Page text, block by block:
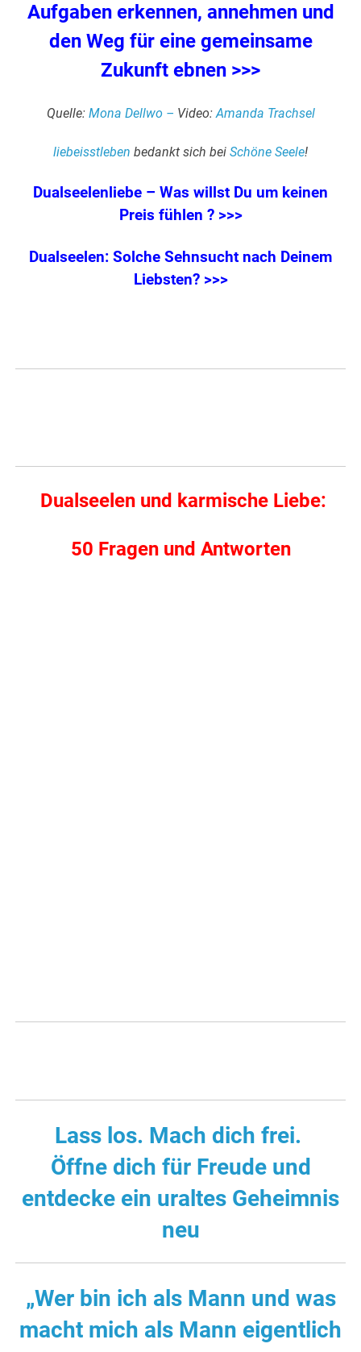
Aufgaben erkennen, annehmen und
den Weg für eine gemeinsame
Zukunft ebnen >>>
Quelle: Mona Dellwo – Video:Amanda Trachsel
liebeisstleben bedankt sich bei Schöne Seele!
Dualseelenliebe – Was willst Du um keinen
Preis fühlen ? >>>
Dualseelen: Solche Sehnsucht nach Deinem
Liebsten? >>>
Dualseelen und karmische Liebe:
50 Fragen und Antworten
Lass los. Mach dich frei.
Öffne dich für Freude und
entdecke ein uraltes Geheimnis
neu
„Wer bin ich als Mann und was
macht mich als Mann eigentlich